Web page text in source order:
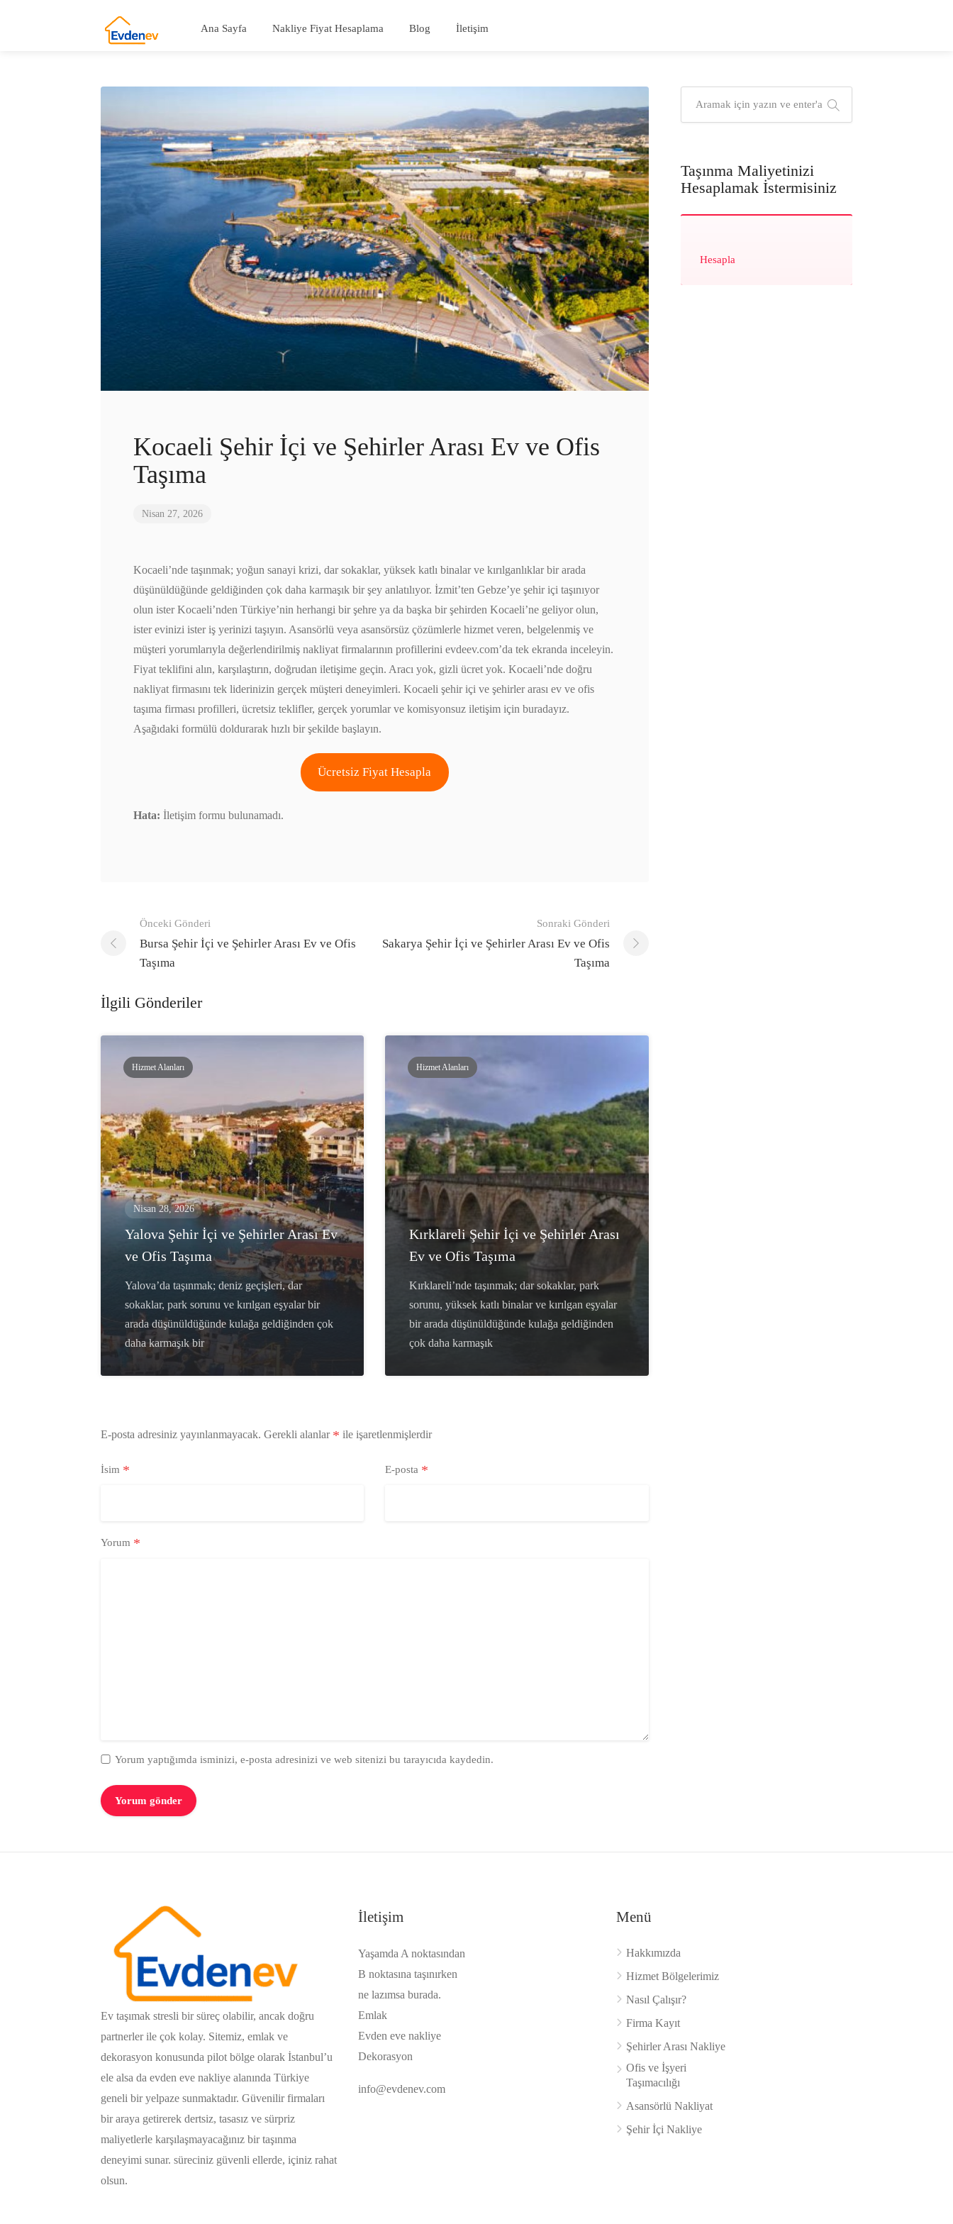
Ana Sayfa Nakliye Fiyat Hesaplama Blog İletişim
Kocaeli Şehir İçi ve Şehirler Arası Ev ve Ofis
Taşıma
Nisan 27, 2026
Kocaeli’nde taşınmak; yoğun sanayi krizi, dar sokaklar, yüksek katlı binalar ve kırılganlıklar bir arada
düşünüldüğünde geldiğinden çok daha karmaşık bir şey anlatılıyor. İzmit’ten Gebze’ye şehir içi taşınıyor
olun ister Kocaeli’nden Türkiye’nin herhangi bir şehre ya da başka bir şehirden Kocaeli’ne geliyor olun,
ister evinizi ister iş yerinizi taşıyın. Asansörlü veya asansörsüz çözümlerle hizmet veren, belgelenmiş ve
müşteri yorumlarıyla değerlendirilmiş nakliyat firmalarının profillerini evdeev.com’da tek ekranda inceleyin.
Fiyat teklifini alın, karşılaştırın, doğrudan iletişime geçin. Aracı yok, gizli ücret yok. Kocaeli’nde doğru
nakliyat firmasını tek liderinizin gerçek müşteri deneyimleri. Kocaeli şehir içi ve şehirler arası ev ve ofis
taşıma firması profilleri, ücretsiz teklifler, gerçek yorumlar ve komisyonsuz iletişim için buradayız.
Aşağıdaki formülü doldurarak hızlı bir şekilde başlayın.
Ücretsiz Fiyat Hesapla
Hata: İletişim formu bulunamadı.
Gönderi
navigasyonu
Önceki Gönderi
Bursa Şehir İçi ve Şehirler Arası Ev ve Ofis
Taşıma
Sonraki Gönderi
Sakarya Şehir İçi ve Şehirler Arası Ev ve Ofis
Taşıma
İlgili Gönderiler
Hizmet Alanları
Nisan 28, 2026
Yalova Şehir İçi ve Şehirler Arası Ev
ve Ofis Taşıma
Yalova’da taşınmak; deniz geçişleri, dar
sokaklar, park sorunu ve kırılgan eşyalar bir
arada düşünüldüğünde kulağa geldiğinden çok
daha karmaşık bir
Hizmet Alanları
Kırklareli Şehir İçi ve Şehirler Arası
Ev ve Ofis Taşıma
Kırklareli’nde taşınmak; dar sokaklar, park
sorunu, yüksek katlı binalar ve kırılgan eşyalar
bir arada düşünüldüğünde kulağa geldiğinden
çok daha karmaşık
E-posta adresiniz yayınlanmayacak. Gerekli alanlar * ile işaretlenmişlerdir
İsim * E-posta *
Yorum *
Yorum yaptığımda isminizi, e-posta adresinizi ve web sitenizi bu tarayıcıda kaydedin.
Taşınma Maliyetinizi
Hesaplamak İstermisiniz
Hesapla
Ev taşımak stresli bir süreç olabilir, ancak doğru
partnerler ile çok kolay. Sitemiz, emlak ve
dekorasyon konusunda pilot bölge olarak İstanbul’u
ele alsa da evden eve nakliye alanında Türkiye
geneli bir yelpaze sunmaktadır. Güvenilir firmaları
bir araya getirerek dertsiz, tasasız ve sürpriz
maliyetlerle karşılaşmayacağınız bir taşınma
deneyimi sunar. süreciniz güvenli ellerde, içiniz rahat
olsun.
İletişim
Yaşamda A noktasından
B noktasına taşınırken
ne lazımsa burada.
Emlak
Evden eve nakliye
Dekorasyon
info@evdenev.com
Menü
Hakkımızda
Hizmet Bölgelerimiz
Nasıl Çalışır?
Firma Kayıt
Şehirler Arası Nakliye
Ofis ve İşyeri
Taşımacılığı
Asansörlü Nakliyat
Şehir İçi Nakliye